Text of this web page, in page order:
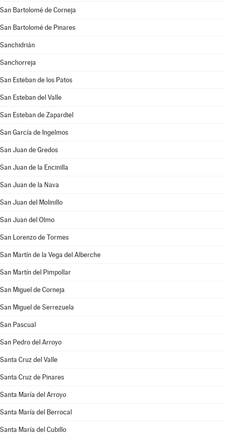
San Bartolomé de Corneja
San Bartolomé de Pinares
Sanchidrián
Sanchorreja
San Esteban de los Patos
San Esteban del Valle
San Esteban de Zapardiel
San García de Ingelmos
San Juan de Gredos
San Juan de la Encinilla
San Juan de la Nava
San Juan del Molinillo
San Juan del Olmo
San Lorenzo de Tormes
San Martín de la Vega del Alberche
San Martín del Pimpollar
San Miguel de Corneja
San Miguel de Serrezuela
San Pascual
San Pedro del Arroyo
Santa Cruz del Valle
Santa Cruz de Pinares
Santa María del Arroyo
Santa María del Berrocal
Santa María del Cubillo